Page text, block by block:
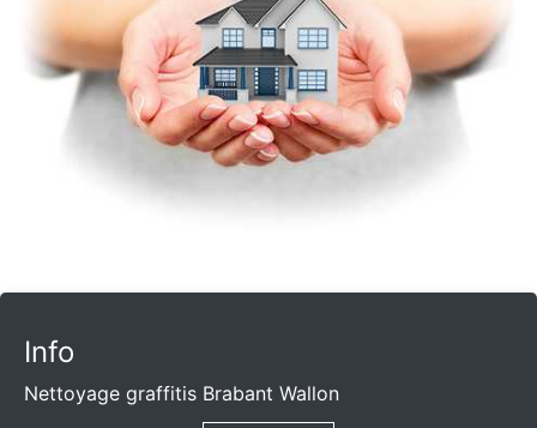
Info
Nettoyage graffitis Brabant Wallon